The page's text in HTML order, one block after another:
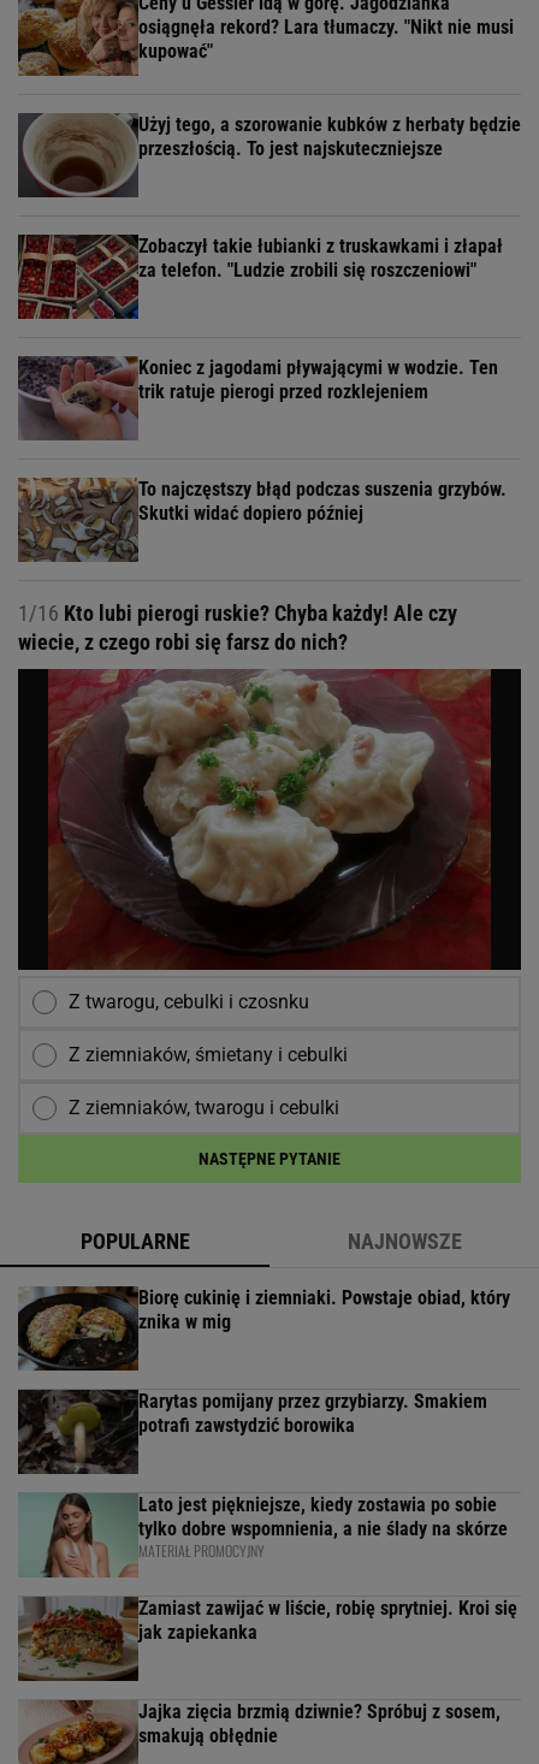
osiągnęła rekord? Lara tłumaczy. "Nikt nie musi
kupować"
Użyj tego, a szorowanie kubków z herbaty będzie
przeszłością. To jest najskuteczniejsze
Zobaczył takie łubianki z truskawkami i złapał
za telefon. "Ludzie zrobili się roszczeniowi"
Koniec z jagodami pływającymi w wodzie. Ten
trik ratuje pierogi przed rozklejeniem
To najczęstszy błąd podczas suszenia grzybów.
Skutki widać dopiero później
1/16 Kto lubi pierogi ruskie? Chyba każdy! Ale czy
wiecie, z czego robi się farsz do nich?
Z twarogu, cebulki i czosnku
Z ziemniaków, śmietany i cebulki
Z ziemniaków, twarogu i cebulki
NASTĘPNE PYTANIE
POPULARNE NAJNOWSZE
Biorę cukinię i ziemniaki. Powstaje obiad, który
znika w mig
Rarytas pomijany przez grzybiarzy. Smakiem
potrafi zawstydzić borowika
Lato jest piękniejsze, kiedy zostawia po sobie
tylko dobre wspomnienia, a nie ślady na skórze
MATERIAŁ PROMOCYJNY
Zamiast zawijać w liście, robię sprytniej. Kroi się
jak zapiekanka
Jajka zięcia brzmią dziwnie? Spróbuj z sosem,
smakują obłędnie